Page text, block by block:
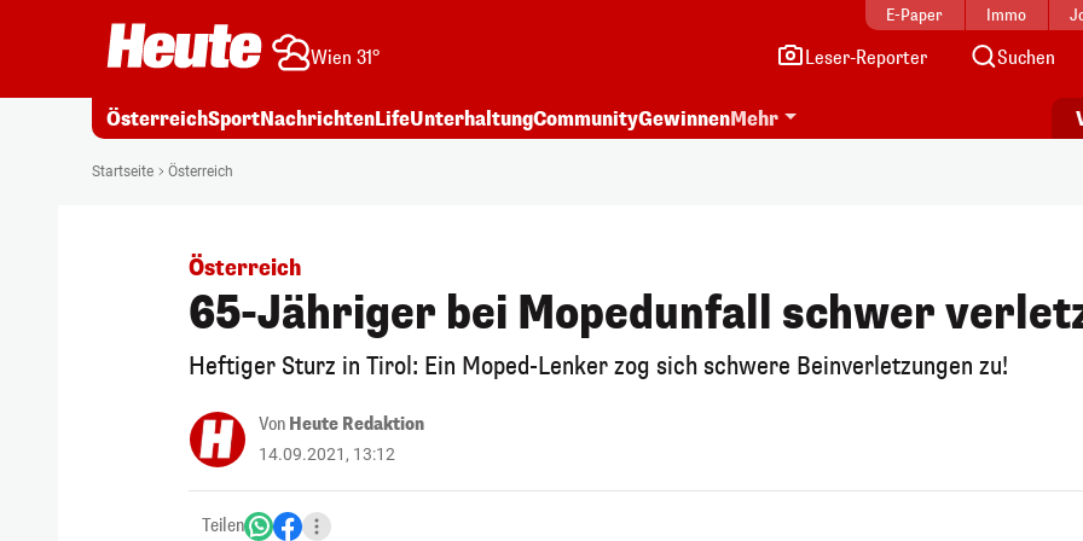
E-Paper Immo
Wien 31° Leser-Reporter Suchen
ÖsterreichSportNachrichtenLifeUnterhaltungCommunityGewinnenMehr
Startseite Österreich
Österreich
65-Jähriger bei Mopedunfall schwer
Heftiger Sturz in Tirol: Ein Moped-Lenker zog sich schwere Beinverletzungen zu!
Von Heute Redaktion
14.09.2021, 13:12
Teilen